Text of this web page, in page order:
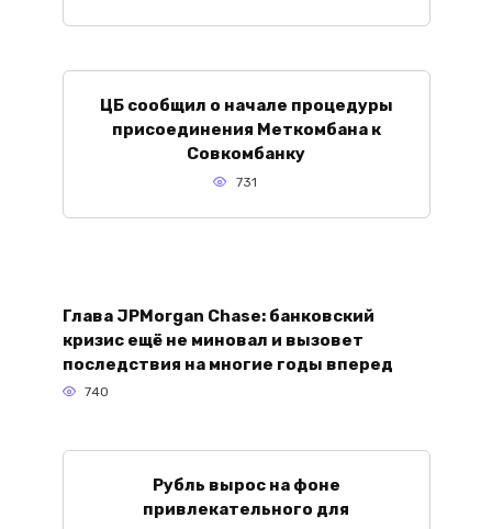
ЦБ сообщил о начале процедуры
присоединения Меткомбана к
Совкомбанку
731
Глава JPMorgan Chase: банковский
кризис ещё не миновал и вызовет
последствия на многие годы вперед
740
Рубль вырос на фоне
привлекательного для